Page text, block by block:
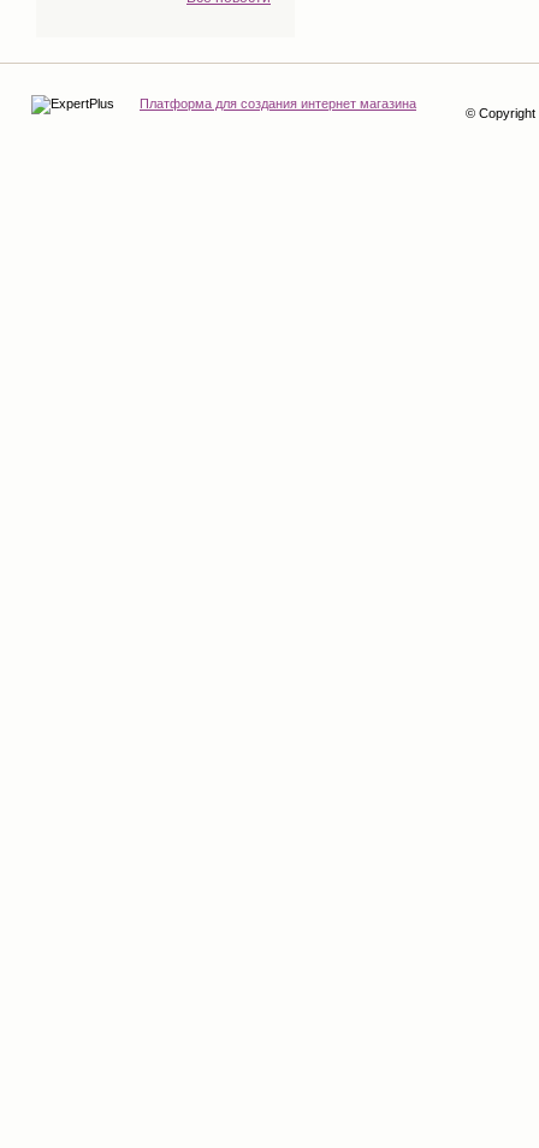
Платформа для создания интернет магазина
©